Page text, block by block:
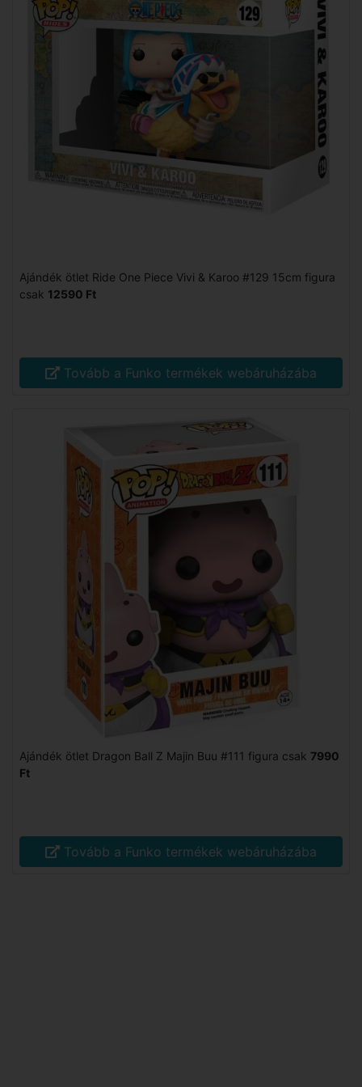
Ajándék ötlet Ride One Piece Vivi & Karoo #129 15cm figura
csak 12590 Ft
Tovább a Funko termékek webáruházába
Ajándék ötlet Dragon Ball Z Majin Buu #111 figura csak 7990
Ft
Tovább a Funko termékek webáruházába